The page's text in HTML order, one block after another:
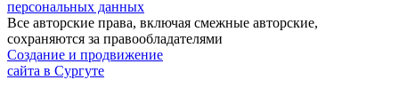
персональных данных
Все авторские права, включая смежные авторские,
сохраняются за правообладателями
Создание и продвижение
сайта в Сургуте